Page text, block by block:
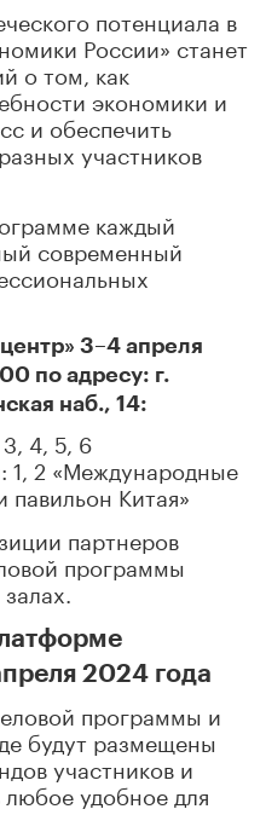
потенциала в
России» станет
о том, как
экономики и
и обеспечить
участников
каждый
современный
3–4 апреля
по адресу: г.
наб., 14:
4, 5, 6
1, 2 «Международные
Китая»
партнеров
программы
2024 года
программы и
будут размещены
участников и
удобное для